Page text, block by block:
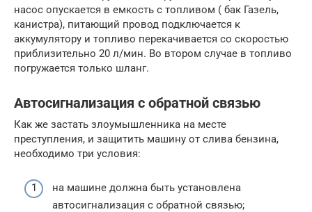
насос опускается в емкость с топливом ( бак Газель,
канистра), питающий провод подключается к
аккумулятору и топливо перекачивается со скоростью
приблизительно 20 л/мин. Во втором случае в топливо
погружается только шланг.
Автосигнализация с обратной связью
Как же застать злоумышленника на месте
преступления, и защитить машину от слива бензина,
необходимо три условия:
на машине должна быть установлена
автосигнализация с обратной связью;